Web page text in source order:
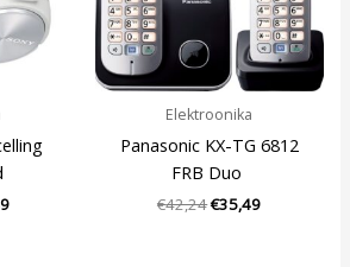
Elektroonika
Panasonic KX-TG 6812
FRB Duo
€42,24€35,49